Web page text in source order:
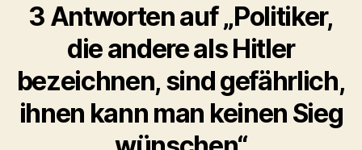
3 Antworten auf „Politiker,
die andere als Hitler
bezeichnen, sind gefährlich,
ihnen kann man keinen Sieg